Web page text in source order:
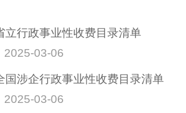
助企纾困
养老服务
立行政事业性收费目录清单
2025-03-06
国涉企行政事业性收费目录清单
2025-03-06